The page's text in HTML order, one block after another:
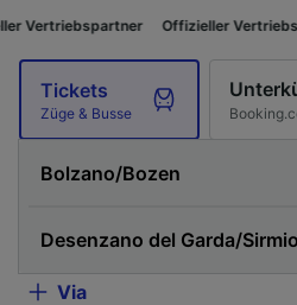
Offizieller Vertriebspartner
Tickets
Züge & Busse
Via